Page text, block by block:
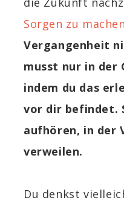
Sorgen zu machen
Vergangenheit
musst nur in der
indem du das
vor dir befindet.
aufhören, in der
verweilen.
Du denkst